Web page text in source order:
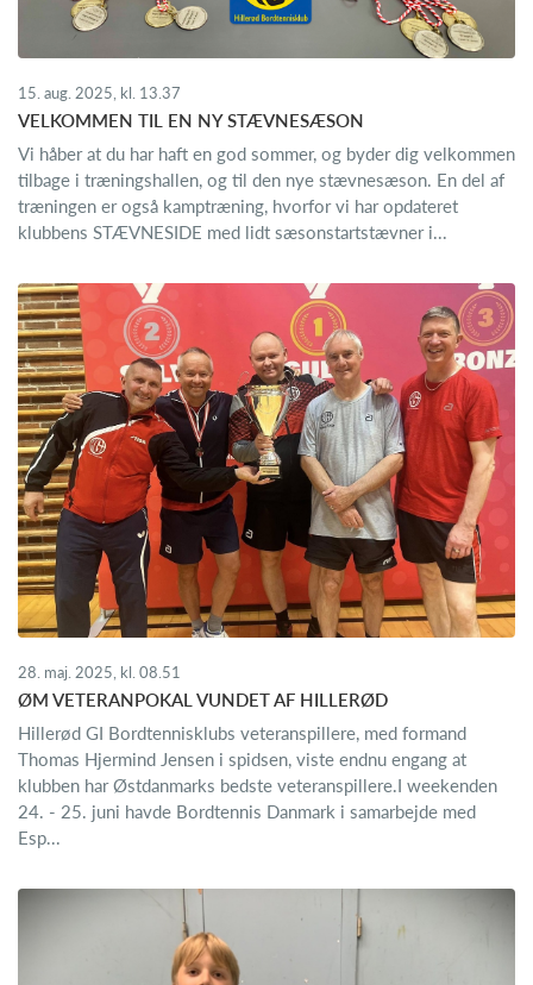
15. aug. 2025, kl. 13.37
VELKOMMEN TIL EN NY STÆVNESÆSON
Vi håber at du har haft en god sommer, og byder dig velkommen
tilbage i træningshallen, og til den nye stævnesæson. En del af
træningen er også kamptræning, hvorfor vi har opdateret
klubbens STÆVNESIDE med lidt sæsonstartstævner i...
28. maj. 2025, kl. 08.51
ØM VETERANPOKAL VUNDET AF HILLERØD
Hillerød GI Bordtennisklubs veteranspillere, med formand
Thomas Hjermind Jensen i spidsen, viste endnu engang at
klubben har Østdanmarks bedste veteranspillere.I weekenden
24. - 25. juni havde Bordtennis Danmark i samarbejde med
Esp...